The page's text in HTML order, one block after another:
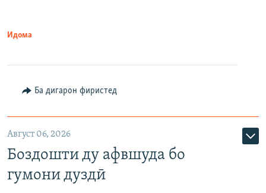
Идома
Ба дигарон фиристед
Август 06, 2026
Боздошти ду афвшуда бо
гумони дуздӣ